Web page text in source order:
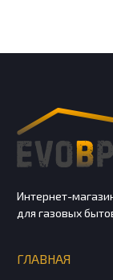
Интернет-
для газовых
ГЛАВНАЯ